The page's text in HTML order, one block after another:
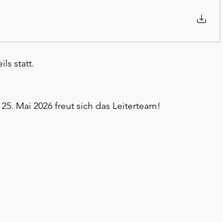
statt.
Mai 2026 freut sich das Leiterteam!